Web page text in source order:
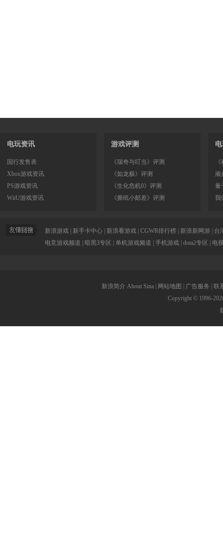
电玩资讯
国行发售表
Xbox游戏资讯
PS游戏资讯
WiiU游戏资讯
游戏评测
《瑞奇与叮当》评测
《如龙极》评测
《生化危机0》评测
《撕纸小邮差》评测
顽
量
我
新浪游戏 新手卡中心 新浪看游戏 CGWR排行榜 新浪新网游
台
电竞游戏频道
暗黑3专区 单机游戏频道 手机游戏 dota2专区 电
新浪简介 About Sina 网站地图 广告服务
联
Copyright © 1996-